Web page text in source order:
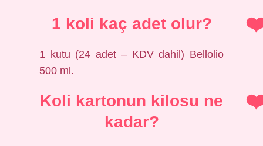
1 koli kaç adet olur?
1 kutu (24 adet – KDV dahil) Bellolio
500 ml.
Koli kartonun kilosu ne
kadar?